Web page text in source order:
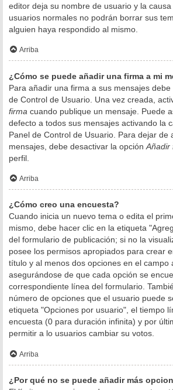
editor deja su nombre de usuario y la
usuarios normales no podrán borrar sus
alguien haya respondido al mismo.
Arriba
¿Cómo se puede añadir una firma a mi
Para añadir una firma a sus mensajes
de Control de Usuario. Una vez creada,
firma cuando publique un mensaje. Puede
defecto a todos sus mensajes activando la
Panel de Control de Usuario. Para dejar de
mensajes, debe desactivar la opción Añadir
perfil.
Arriba
¿Cómo creo una encuesta?
Cuando inicia un nuevo tema o edita el
mismo, debe hacer clic en la etiqueta
del formulario de publicación; si no la
posee los permisos apropiados para crear
título y al menos dos opciones en el campo
asegurándose de que cada opción se
correspondiente línea del formulario.
número de opciones que el usuario puede
etiqueta "Opciones por usuario", el tiempo
encuesta (0 para duración infinita) y por
permitir a lo usuarios cambiar su votos.
Arriba
¿Por qué no se puede añadir más